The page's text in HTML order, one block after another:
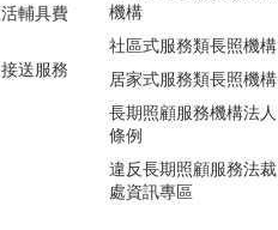
輔具費
送服務
機構
社區式服務類長照機構
居家式服務類長照機構
長期照顧服務機構法人
條例
違反長期照顧服務法裁
處資訊專區